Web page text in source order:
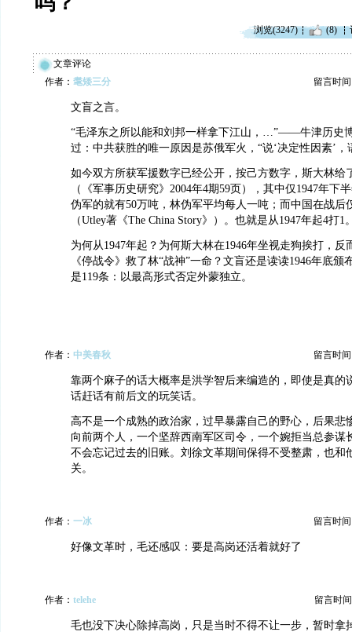
浏览(3247) (8)
文章评论
作者： 耄矮三分 留言时间
文盲之言。
“毛泽东之所以能和刘邦一样拿下江山，…”——牛津历史
过：中共获胜的唯一原因是苏俄军火，“说‘决定性因素’，
如今双方所获军援数字已经公开，按己方数字，斯大林给
（《军事历史研究》2004年4期59页），其中仅1947年下
伪军的就有50万吨，林伪军平均每人一吨；而中国在战后
（Utley著《The China Story》）。也就是从1947年起4打1
为何从1947年起？为何斯大林在1946年坐视走狗挨打，反
《停战令》救了林“战神”一命？文盲还是读读1946年底颁
是119条：以最高形式否定外蒙独立。
作者： 中美春秋 留言时间
靠两个麻子的话大概率是洪学智后来编造的，即使是真的
话赶话有前后文的玩笑话。
高不是一个成熟的政治家，过早暴露自己的野心，后果悲
向前两个人，一个坚辞西南军区司令，一个婉拒当总参谋
不会忘记过去的旧账。刘徐文革期间保得不受整肃，也和
关。
作者： 一冰 留言时间
好像文革时，毛还感叹：要是高岗还活着就好了
作者： telehe 留言时
毛也没下决心除掉高岗，只是当时不得不让一步，暂时拿